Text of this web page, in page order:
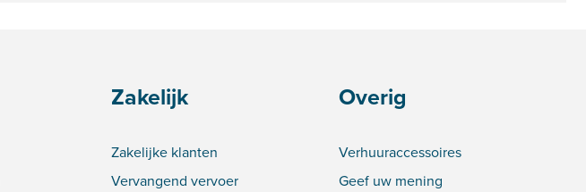
Zakelijk
Zakelijke klanten
Vervangend vervoer
Overig
Verhuuraccessoires
Geef uw mening